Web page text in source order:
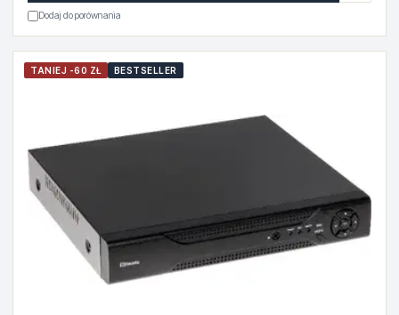
Dodaj do porównania
TANIEJ -60 ZŁ BESTSELLER